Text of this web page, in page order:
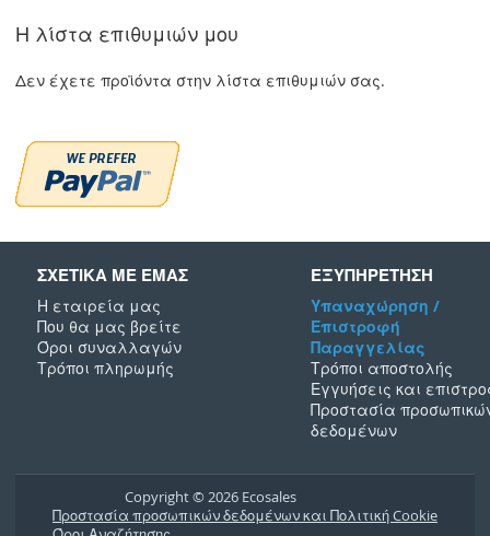
Η λίστα επιθυμιών μου
Δεν έχετε προϊόντα στην λίστα επιθυμιών σας.
ΣΧΕΤΙΚΑ ΜΕ ΕΜΑΣ
Η εταιρεία μας
Που θα μας βρείτε
Όροι συναλλαγών
Τρόποι πληρωμής
ΕΞΥΠΗΡΕΤΗΣΗ
Υπαναχώρηση /
Επιστροφή
Παραγγελίας
Τρόποι αποστολής
Εγγυήσεις και
Προστασία
δεδομένων
Copyright © 2026 Ecosales
Προστασία προσωπικών δεδομένων και Πολιτική Cookie